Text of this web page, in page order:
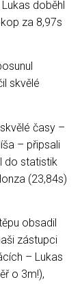
doběhl
za 8,97s
skvělé
časy –
– připsali
do statistik
(23,84s)
obsadil
zástupci
– Lukas
o 3m!),